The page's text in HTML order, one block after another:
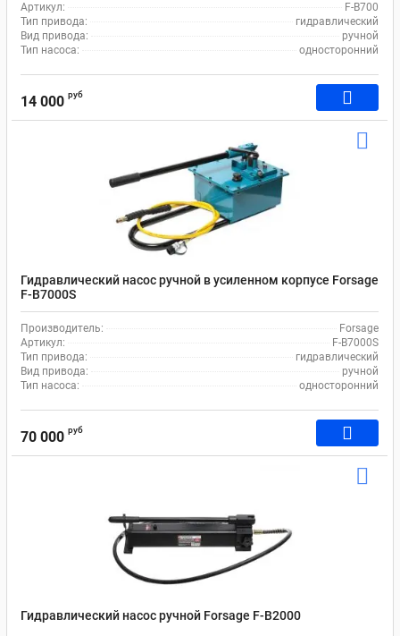
Артикул:
F-B700
Тип привода:
гидравлический
Вид привода:
ручной
Тип насоса:
односторонний
14 000 руб
Гидравлический насос ручной в усиленном корпусе Forsage
F-B7000S
Производитель:
Forsage
Артикул:
F-B7000S
Тип привода:
гидравлический
Вид привода:
ручной
Тип насоса:
односторонний
70 000 руб
Гидравлический насос ручной Forsage F-B2000